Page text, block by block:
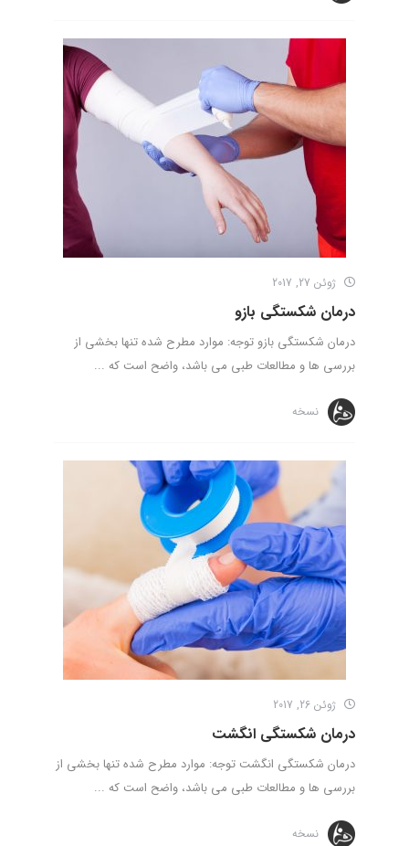
ژوئن 27, 2017
درمان شکستگی بازو
درمان شکستگی بازو توجه: موارد مطرح شده تنها بخشی از
بررسی ها و مطالعات طبی می باشد، واضح است که ...
نسخه
ژوئن 26, 2017
درمان شکستگی انگشت
درمان شکستگی انگشت توجه: موارد مطرح شده تنها بخشی از
بررسی ها و مطالعات طبی می باشد، واضح است که ...
نسخه